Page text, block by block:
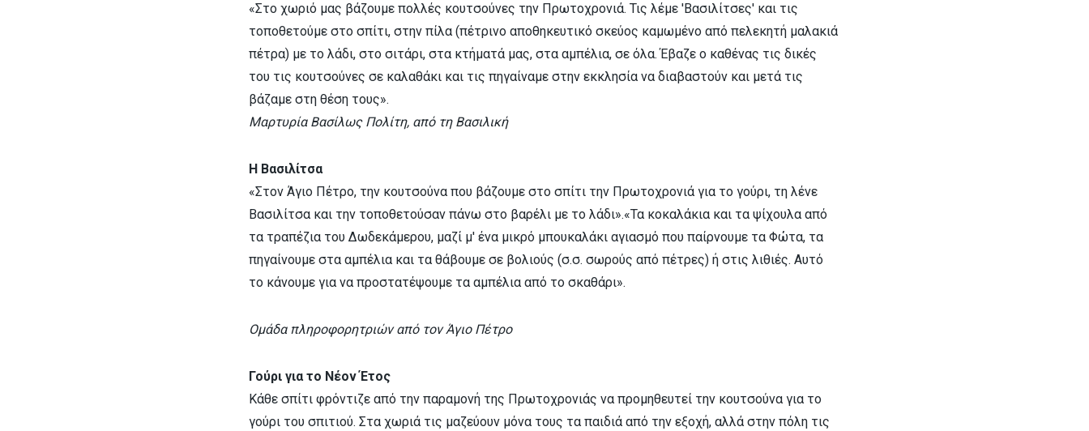
«Στο χωριό μας βάζουμε πολλές κουτσούνες την Πρωτοχρονιά. Τις λέμε 'Βασιλίτσες' και τις
τοποθετούμε στο σπίτι, στην πίλα (πέτρινο αποθηκευτικό σκεύος καμωμένο από πελεκητή μαλακιά
πέτρα) με το λάδι, στο σιτάρι, στα κτήματά μας, στα αμπέλια, σε όλα. Έβαζε ο καθένας τις δικές
του τις κουτσούνες σε καλαθάκι και τις πηγαίναμε στην εκκλησία να διαβαστούν και μετά τις
βάζαμε στη θέση τους».
Μαρτυρία Βασίλως Πολίτη, από τη Βασιλική
Η Βασιλίτσα
«Στον Άγιο Πέτρο, την κουτσούνα που βάζουμε στο σπίτι την Πρωτοχρονιά για το γούρι, τη λένε
Βασιλίτσα και την τοποθετούσαν πάνω στο βαρέλι με το λάδι».«Τα κοκαλάκια και τα ψίχουλα από
τα τραπέζια του Δωδεκάμερου, μαζί μ' ένα μικρό μπουκαλάκι αγιασμό που παίρνουμε τα Φώτα, τα
πηγαίνουμε στα αμπέλια και τα θάβουμε σε βολιούς (σ.σ. σωρούς από πέτρες) ή στις λιθιές. Αυτό
το κάνουμε για να προστατέψουμε τα αμπέλια από το σκαθάρι».
Ομάδα πληροφορητριών από τον Άγιο Πέτρο
Γούρι για το Νέον Έτος
Κάθε σπίτι φρόντιζε από την παραμονή της Πρωτοχρονιάς να προμηθευτεί την κουτσούνα για το
γούρι του σπιτιού. Στα χωριά τις μαζεύουν μόνα τους τα παιδιά από την εξοχή, αλλά στην πόλη τις